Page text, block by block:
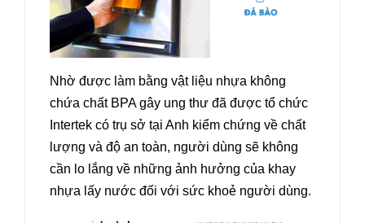
Nhờ được làm bằng vật liệu nhựa không
chứa chất BPA gây ung thư đã được tổ chức
Intertek có trụ sở tại Anh kiểm chứng về chất
lượng và độ an toàn, người dùng sẽ không
cần lo lắng về những ảnh hưởng của khay
nhựa lấy nước đối với sức khoẻ người dùng.